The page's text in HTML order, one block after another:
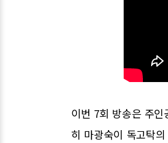
이번 7회 방송은 주
히 마광숙이 독고탁